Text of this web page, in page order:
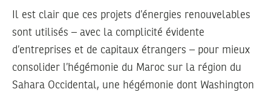
Il est clair que ces projets d’énergies renouvelables
sont utilisés – avec la complicité évidente
d’entreprises et de capitaux étrangers – pour mieux
consolider l’hégémonie du Maroc sur la région du
Sahara Occidental, une hégémonie dont Washington